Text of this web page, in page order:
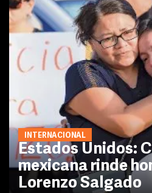
INTERNACIONAL
Estados Unidos:
mexicana rinde
Lorenzo Salgado